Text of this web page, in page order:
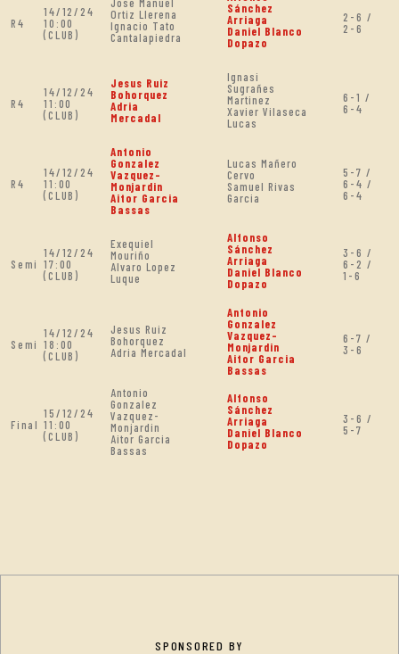
R4
14/12/24
10:00
(CLUB)
Ortiz Llerena
Ignacio Tato
Cantalapiedra
Sánchez
Arriaga
Daniel Blanco
Dopazo
2-6 /
2-6
R4
14/12/24
11:00
(CLUB)
Jesus Ruiz
Bohorquez
Adria
Mercadal
Ignasi
Sugrañes
Martinez
Xavier Vilaseca
Lucas
6-1 /
6-4
R4
14/12/24
11:00
(CLUB)
Antonio
Gonzalez
Vazquez-
Monjardin
Aitor Garcia
Bassas
Lucas Mañero
Cervo
Samuel Rivas
Garcia
5-7 /
6-4 /
6-4
Semi
14/12/24
17:00
(CLUB)
Exequiel
Mouriño
Alvaro Lopez
Luque
Alfonso
Sánchez
Arriaga
Daniel Blanco
Dopazo
3-6 /
6-2 /
1-6
Semi
14/12/24
18:00
(CLUB)
Jesus Ruiz
Bohorquez
Adria Mercadal
Antonio
Gonzalez
Vazquez-
Monjardin
Aitor Garcia
Bassas
6-7 /
3-6
Final
15/12/24
11:00
(CLUB)
Antonio
Gonzalez
Vazquez-
Monjardin
Aitor Garcia
Bassas
Alfonso
Sánchez
Arriaga
Daniel Blanco
Dopazo
3-6 /
5-7
SPONSORED BY